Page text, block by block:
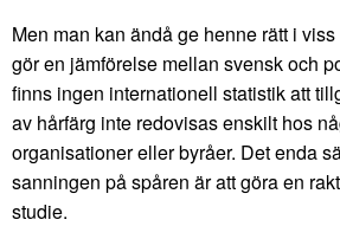
Men man kan ändå ge henne rätt i
gör en jämförelse mellan svensk och
finns ingen internationell statistik att
av hårfärg inte redovisas enskilt hos
organisationer eller byråer. Det enda
sanningen på spåren är att göra en
studie.